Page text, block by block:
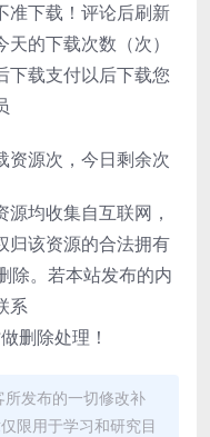
准下载！评论后刷新
的下载次数（次）
下载支付以后下载您
资源次，今日剩余次
均收集自互联网，
归该资源的合法拥有
除。若本站发布的内
系
删除处理！
发布的一切修改补
限用于学习和研究目